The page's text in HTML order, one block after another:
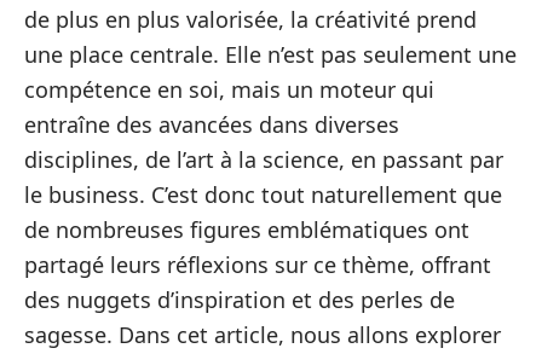
de plus en plus valorisée, la créativité prend
une place centrale. Elle n’est pas seulement une
compétence en soi, mais un moteur qui
entraîne des avancées dans diverses
disciplines, de l’art à la science, en passant par
le business. C’est donc tout naturellement que
de nombreuses figures emblématiques ont
partagé leurs réflexions sur ce thème, offrant
des nuggets d’inspiration et des perles de
sagesse. Dans cet article, nous allons explorer